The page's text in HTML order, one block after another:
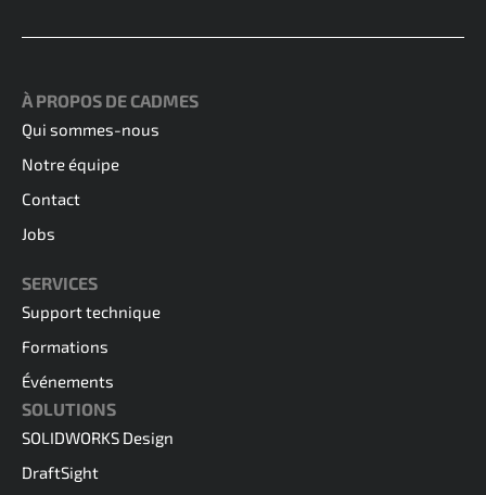
À PROPOS DE CADMES
Qui sommes-nous
Notre équipe
Contact
Jobs
SERVICES
Support technique
Formations
Événements
SOLUTIONS
SOLIDWORKS Design
DraftSight